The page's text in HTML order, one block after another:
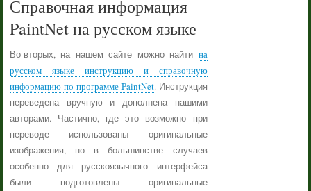
Справочная информация
PaintNet на русском языке
Во-вторых, на нашем сайте можно найти на
русском языке инструкцию и справочную
информацию по программе PaintNet. Инструкция
переведена вручную и дополнена нашими
авторами. Частично, где это возможно при
переводе использованы оригинальные
изображения, но в большинстве случаев
особенно для русскоязычного интерфейса
были подготовлены оригинальные